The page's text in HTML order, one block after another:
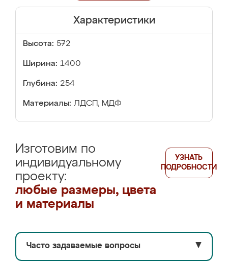
Характеристики
Высота: 572
Ширина: 1400
Глубина: 254
Материалы: ЛДСП, МДФ
Изготовим по
индивидуальному
проекту:
любые размеры, цвета
и материалы
УЗНАТЬ
ПОДРОБНОСТИ
Часто задаваемые вопросы ▼